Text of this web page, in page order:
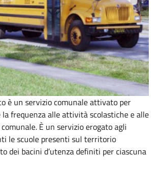
è un servizio comunale attivato per
frequenza alle attività scolastiche e alle
È un servizio erogato agli
le scuole presenti sul territorio
dei bacini d’utenza definiti per ciascuna